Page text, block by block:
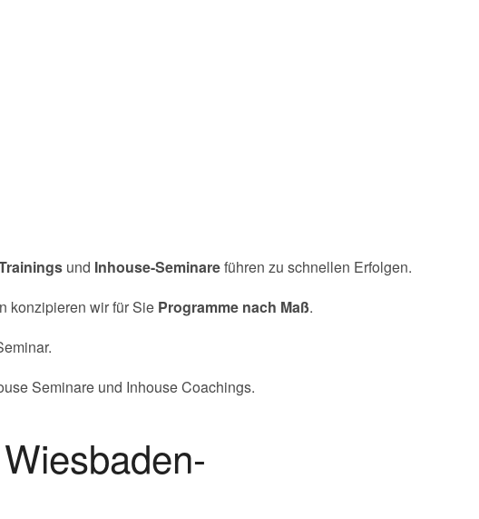
und Inhouse-Seminareführen zu schnellen Erfolgen.
konzipieren wir für Sie Programme nach Maß.
Seminare und Inhouse Coachings.